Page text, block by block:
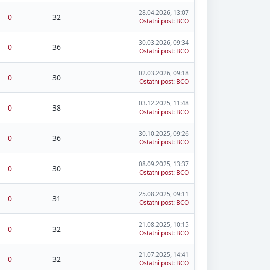
0 32
28.04.2026, 13:07
Ostatni post: BCO
0 36
30.03.2026, 09:34
Ostatni post: BCO
0 30
02.03.2026, 09:18
Ostatni post: BCO
0 38
03.12.2025, 11:48
Ostatni post: BCO
0 36
30.10.2025, 09:26
Ostatni post: BCO
0 30
08.09.2025, 13:37
Ostatni post: BCO
0 31
25.08.2025, 09:11
Ostatni post: BCO
0 32
21.08.2025, 10:15
Ostatni post: BCO
0 32
21.07.2025, 14:41
Ostatni post: BCO